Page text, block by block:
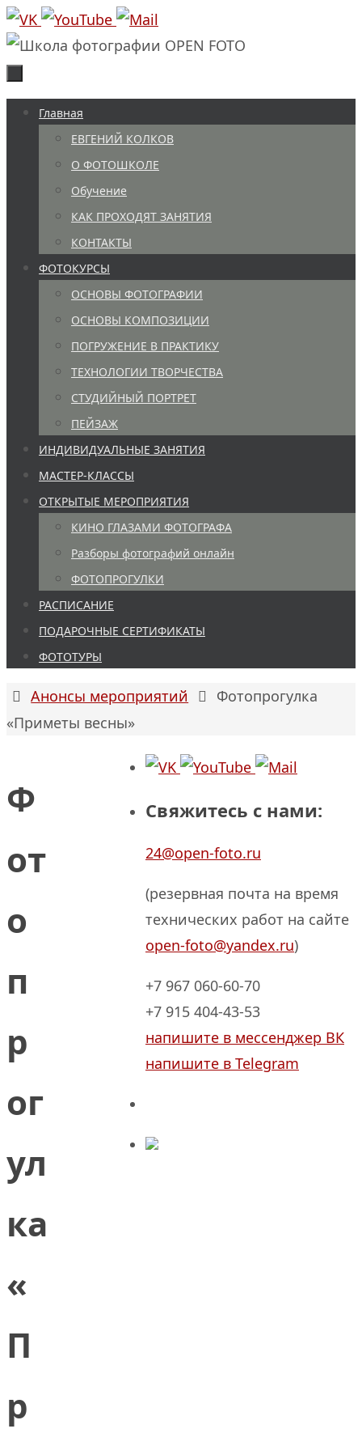
Перейти
к
содержимому
Перейти
содержимому
Главная
ЕВГЕНИЙ КОЛКОВ
О ФОТОШКОЛЕ
Обучение
КАК ПРОХОДЯТ ЗАНЯТИЯ
КОНТАКТЫ
ФОТОКУРСЫ
ОСНОВЫ ФОТОГРАФИИ
ОСНОВЫ КОМПОЗИЦИИ
ПОГРУЖЕНИЕ В ПРАКТИКУ
ТЕХНОЛОГИИ ТВОРЧЕСТВА
СТУДИЙНЫЙ ПОРТРЕТ
ПЕЙЗАЖ
ИНДИВИДУАЛЬНЫЕ ЗАНЯТИЯ
МАСТЕР-КЛАССЫ
ОТКРЫТЫЕ МЕРОПРИЯТИЯ
КИНО ГЛАЗАМИ ФОТОГРАФА
Разборы фотографий онлайн
ФОТОПРОГУЛКИ
РАСПИСАНИЕ
ПОДАРОЧНЫЕ СЕРТИФИКАТЫ
ФОТОТУРЫ
Главная
Анонсы мероприятий
Фотопрогулка
«Приметы весны»
Ф
от
о
п
р
ог
ул
ка
«
П
р
Свяжитесь с нами:
24@open-foto.ru
(резервная почта на время
технических работ на сайте
open-foto@yandex.ru)
+7 967 060-60-70
+7 915 404-43-53
напишите в мессенджер ВК
напишите в Telegram